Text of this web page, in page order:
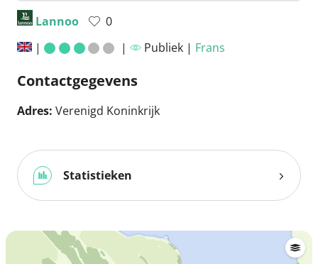
Lannoo
0
|
| Publiek | Frans
Contactgegevens
Adres: Verenigd Koninkrijk
Statistieken